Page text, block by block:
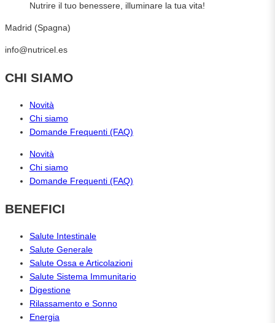
Nutrire il tuo benessere, illuminare la tua vita!
Madrid (Spagna)
info@nutricel.es
CHI SIAMO
Novità
Chi siamo
Domande Frequenti (FAQ)
Novità
Chi siamo
Domande Frequenti (FAQ)
BENEFICI
Salute Intestinale
Salute Generale
Salute Ossa e Articolazioni
Salute Sistema Immunitario
Digestione
Rilassamento e Sonno
Energia